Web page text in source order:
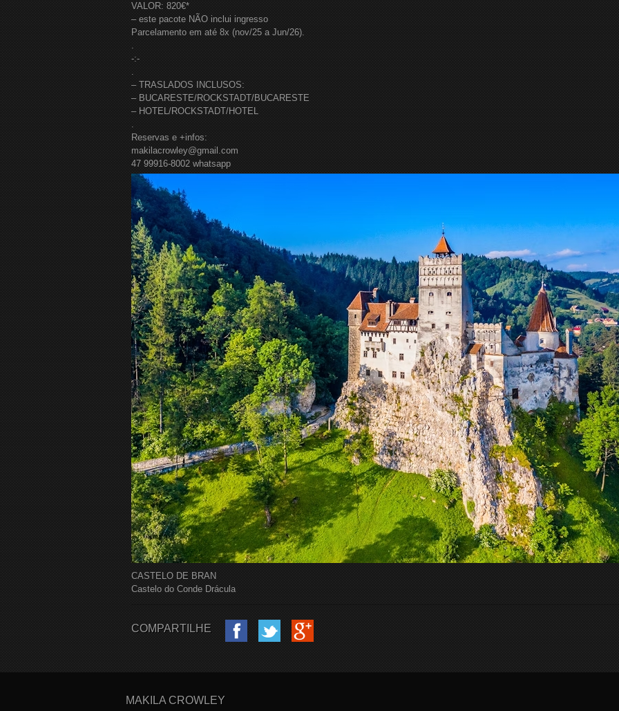
VALOR: 820€*
– este pacote NÃO inclui ingresso
Parcelamento em até 8x (nov/25 a Jun/26).
.
-:-
.
– TRASLADOS INCLUSOS:
– BUCARESTE/ROCKSTADT/BUCARESTE
– HOTEL/ROCKSTADT/HOTEL
.
Reservas e +infos:
makilacrowley@gmail.com
47 99916-8002 whatsapp
CASTELO DE BRAN
Castelo do Conde Drácula
COMPARTILHE
MAKILA CROWLEY